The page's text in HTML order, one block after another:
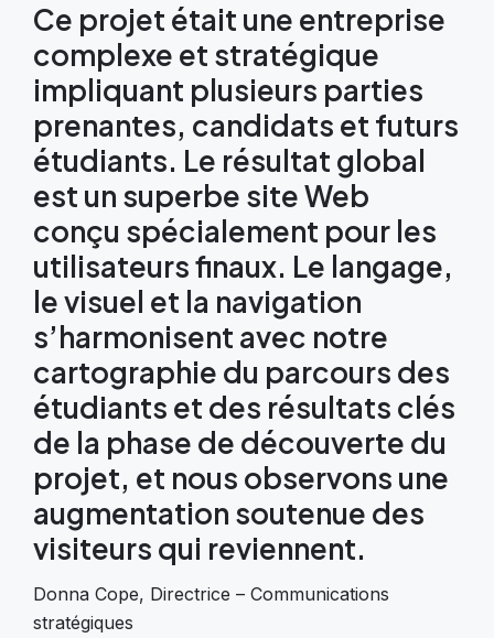
Ce projet était une entreprise
complexe et stratégique
impliquant plusieurs parties
prenantes, candidats et futurs
étudiants. Le résultat global
est un superbe site Web
conçu spécialement pour les
utilisateurs finaux. Le langage,
le visuel et la navigation
s’harmonisent avec notre
cartographie du parcours des
étudiants et des résultats clés
de la phase de découverte du
projet, et nous observons une
augmentation soutenue des
visiteurs qui reviennent.
Donna Cope, Directrice – Communications
stratégiques